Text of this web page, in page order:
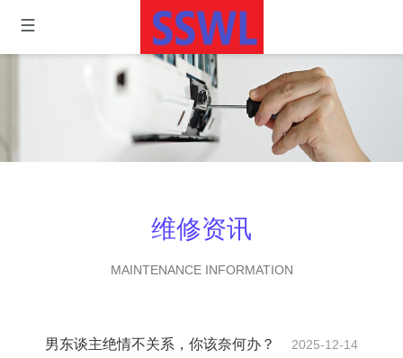
维修资讯
MAINTENANCE INFORMATION
男东谈主绝情不关系，你该奈何办？ 2025-12-14